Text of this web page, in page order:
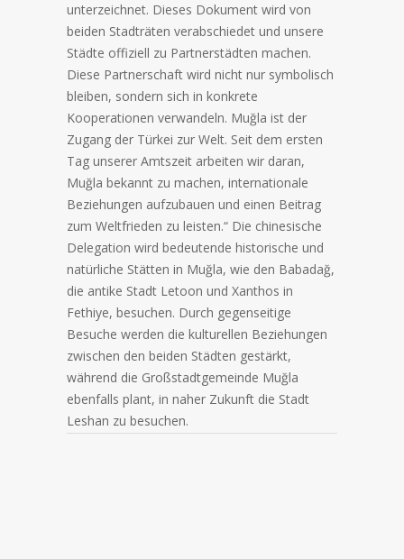
unterzeichnet. Dieses Dokument wird von
beiden Stadträten verabschiedet und unsere
Städte offiziell zu Partnerstädten machen.
Diese Partnerschaft wird nicht nur symbolisch
bleiben, sondern sich in konkrete
Kooperationen verwandeln. Muğla ist der
Zugang der Türkei zur Welt. Seit dem ersten
Tag unserer Amtszeit arbeiten wir daran,
Muğla bekannt zu machen, internationale
Beziehungen aufzubauen und einen Beitrag
zum Weltfrieden zu leisten.“ Die chinesische
Delegation wird bedeutende historische und
natürliche Stätten in Muğla, wie den Babadağ,
die antike Stadt Letoon und Xanthos in
Fethiye, besuchen. Durch gegenseitige
Besuche werden die kulturellen Beziehungen
zwischen den beiden Städten gestärkt,
während die Großstadtgemeinde Muğla
ebenfalls plant, in naher Zukunft die Stadt
Leshan zu besuchen.